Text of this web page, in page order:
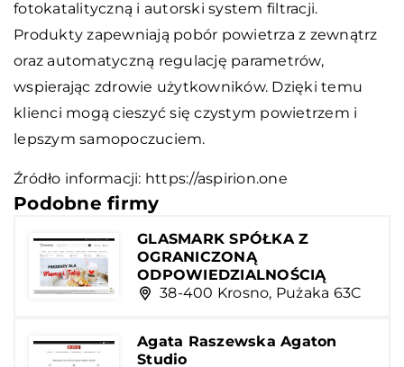
fotokatalityczną i autorski system filtracji.
Produkty zapewniają pobór powietrza z zewnątrz
oraz automatyczną regulację parametrów,
wspierając zdrowie użytkowników. Dzięki temu
klienci mogą cieszyć się czystym powietrzem i
lepszym samopoczuciem.
Źródło informacji: https://aspirion.one
Podobne firmy
GLASMARK SPÓŁKA Z
OGRANICZONĄ
ODPOWIEDZIALNOŚCIĄ
38-400 Krosno, Pużaka 63C
Agata Raszewska Agaton
Studio